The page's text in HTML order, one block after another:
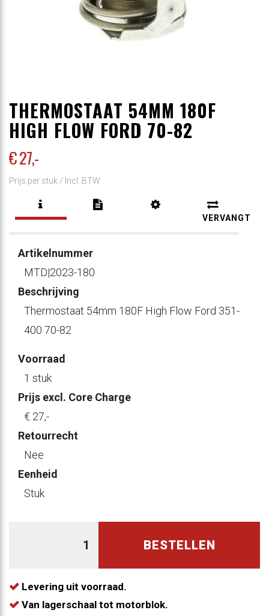
THERMOSTAAT 54MM 180F
HIGH FLOW FORD 70-82
€ 27,-
Prijs per stuk / Incl. BTW
VERVANGT
Artikelnummer
MTD|2023-180
Beschrijving
Thermostaat 54mm 180F High Flow Ford 351-
400 70-82
Voorraad
1 stuk
Prijs excl. Core Charge
€ 27,-
Retourrecht
Nee
Eenheid
Stuk
BESTELLEN
Levering uit voorraad.
Van lagerschaal tot motorblok.